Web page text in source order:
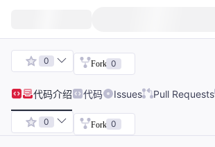
0 Fork 0
代码介绍 代码 Issues Pull Requests
0 Fork 0